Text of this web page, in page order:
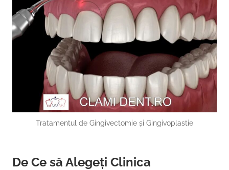
Tratamentul de Gingivectomie și Gingivoplastie
De Ce să Alegeți Clinica